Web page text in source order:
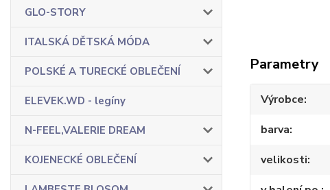
GLO-STORY
ITALSKÁ DĚTSKÁ MÓDA
POLSKÉ A TURECKÉ OBLEČENÍ
ELEVEK.WD - legíny
N-FEEL,VALERIE DREAM
KOJENECKÉ OBLEČENÍ
Parametry
Výrobce
barva
velikosti